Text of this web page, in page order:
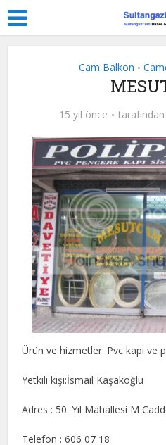
Cam Balkon •
15 yıl önce tarafından
Ürün ve hizmetler: Pvc kapı ve
Yetkili kişi:İsmail Kaşakoğlu
Adres : 50. Yıl Mahallesi M
Telefon : 606 07 18